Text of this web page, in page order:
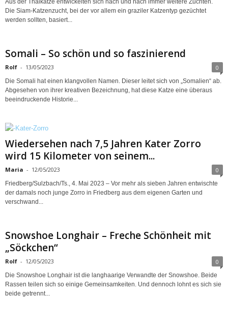
Aus der Thaikatze entwickelten sich nach und nach immer weitere Zuchten.
Die Siam-Katzenzucht, bei der vor allem ein graziler Katzentyp gezüchtet
werden sollten, basiert...
Somali – So schön und so faszinierend
Rolf - 13/05/2023 0
Die Somali hat einen klangvollen Namen. Dieser leitet sich von „Somalien“ ab.
Abgesehen von ihrer kreativen Bezeichnung, hat diese Katze eine überaus
beeindruckende Historie...
Wiedersehen nach 7,5 Jahren Kater Zorro
wird 15 Kilometer von seinem...
Maria - 12/05/2023 0
Friedberg/Sulzbach/Ts., 4. Mai 2023 – Vor mehr als sieben Jahren entwischte
der damals noch junge Zorro in Friedberg aus dem eigenen Garten und
verschwand...
Snowshoe Longhair – Freche Schönheit mit
„Söckchen“
Rolf - 12/05/2023 0
Die Snowshoe Longhair ist die langhaarige Verwandte der Snowshoe. Beide
Rassen teilen sich so einige Gemeinsamkeiten. Und dennoch lohnt es sich sie
beide getrennt...